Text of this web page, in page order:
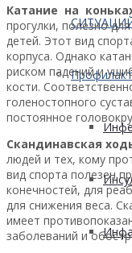
Катание на
прогулки, полезно
детей. Этот вид
корпуса. Однако
риском падений и
кости.
голеностопного
постоянное
Скандинавская
людей и тех, кому
вид спорта полезен
конечностей, для
для снижения веса.
имеет
заболеваний и